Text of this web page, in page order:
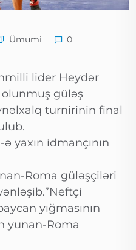
Ümumi 0
lider Heydər
güləş
turnirinin final
yaxın idmançının
Roma güləşçiləri
yığmasının
yunan-Roma